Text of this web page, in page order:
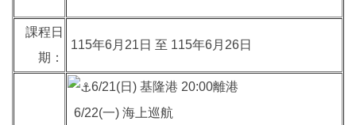
課程日
期：
115年6月21日 至 115年6月26日
6/21(日) 基隆港 20:00離港
6/22(一) 海上巡航